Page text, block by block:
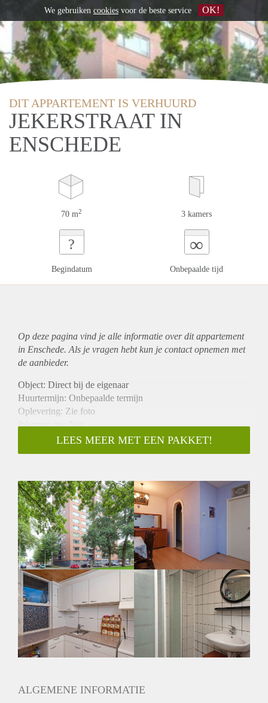
DIT APPARTEMENT IS VERHUURD
JEKERSTRAAT IN
ENSCHEDE
70 m2 3 kamers
?
Begindatum
∞
Onbepaalde tijd
Op deze pagina vind je alle informatie over ditappartement
in Enschede. Als je vragen hebt kun je contact opnemen met
de aanbieder.
Object: Direct bij de eigenaar
Huurtermijn: Onbepaalde termijn
Oplevering: Zie foto
Inkomen eis: Nee
Garantiestelling mogelijk: Nee
Borg: 1 Maand
Huisdieren toegestaan: Afhankelijk van de Eigenaar
Huurtoeslag grens: Ja
Geschikt voor studenten: Afhankelijk van de Eigenaar
LEES MEER MET EEN PAKKET!
ALGEMENE INFORMATIE
We gebruiken cookies voor de beste service OK!